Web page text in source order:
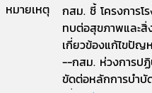
หมายเหตุ
กสม. ชี้ โครงการโ
ทบต่อสุขภาพและสิ่
เกี่ยวข้องแก้ไขปัญ
--กสม. ห่วงการป
ขัดต่อหลักการบำ